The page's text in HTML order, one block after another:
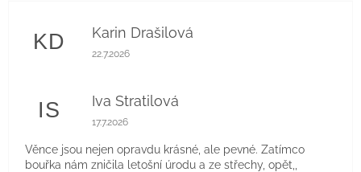
KD Karin Drašilová
Hodnocení obchodu je 5 z 5 hvězdiček.
22.7.2026
IS Iva Stratilová
Hodnocení obchodu je 5 z 5 hvězdiček.
17.7.2026
Věnce jsou nejen opravdu krásné, ale pevné. Zatímco
bouřka nám zničila letošní úrodu a ze střechy, opět,,